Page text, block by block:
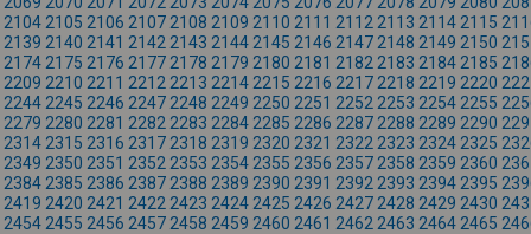
2104 2105 2106 2107 2108 2109 2110 2111 2112 2113 2114 2115
2139 2140 2141 2142 2143 2144 2145 2146 2147 2148 2149 2150
2174 2175 2176 2177 2178 2179 2180 2181 2182 2183 2184 2185
2209 2210 2211 2212 2213 2214 2215 2216 2217 2218 2219 2220
2244 2245 2246 2247 2248 2249 2250 2251 2252 2253 2254 2255
2279 2280 2281 2282 2283 2284 2285 2286 2287 2288 2289 2290
2314 2315 2316 2317 2318 2319 2320 2321 2322 2323 2324 2325
2349 2350 2351 2352 2353 2354 2355 2356 2357 2358 2359 2360
2384 2385 2386 2387 2388 2389 2390 2391 2392 2393 2394 2395
2419 2420 2421 2422 2423 2424 2425 2426 2427 2428 2429 2430
2454 2455 2456 2457 2458 2459 2460 2461 2462 2463 2464 2465